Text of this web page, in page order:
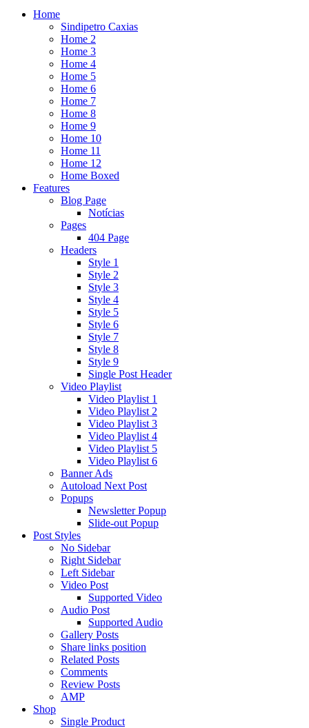
Home
Sindipetro Caxias
Home 2
Home 3
Home 4
Home 5
Home 6
Home 7
Home 8
Home 9
Home 10
Home 11
Home 12
Home Boxed
Features
Blog Page
Notícias
Pages
404 Page
Headers
Style 1
Style 2
Style 3
Style 4
Style 5
Style 6
Style 7
Style 8
Style 9
Single Post Header
Video Playlist
Video Playlist 1
Video Playlist 2
Video Playlist 3
Video Playlist 4
Video Playlist 5
Video Playlist 6
Banner Ads
Autoload Next Post
Popups
Newsletter Popup
Slide-out Popup
Post Styles
No Sidebar
Right Sidebar
Left Sidebar
Video Post
Supported Video
Audio Post
Supported Audio
Gallery Posts
Share links position
Related Posts
Comments
Review Posts
AMP
Shop
Single Product